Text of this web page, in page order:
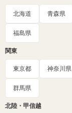
北海道 青森県
福島県
関東
東京都 神奈川県
群馬県
北陸・甲信越